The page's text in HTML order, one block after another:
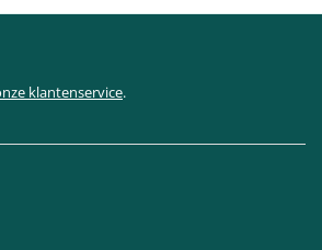
klantenservice.